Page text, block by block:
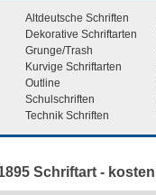
Altdeutsche Schriften
Dekorative Schriftarten
Grunge/Trash
Kurvige Schriftarten
Outline
Schulschriften
Technik Schriften
Schriftart -